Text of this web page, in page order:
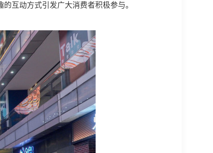
互动方式引发广大消费者积极参与。